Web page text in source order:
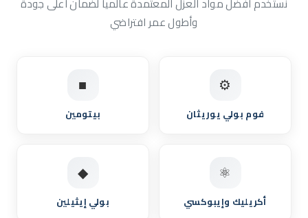
وأطول عمر افتراضي
⚙
فوم بولي يوريثان
■
بيتومين
⚛
أكريليك وإيبوكسي
◆
بولي إيثيلين